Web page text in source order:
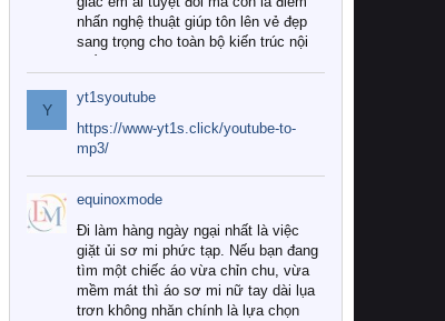
nhấn nghệ thuật giúp tôn lên vẻ đẹp
sang trọng cho toàn bộ kiến trúc nội
Tuy nhiên, giữa thị trường đa dạng
với vô vàn thương hiệu và mẫu mã
như hiện nay, làm thế nào để chọn
được những bộ chăn ga gối đệm cao
cấp thực sự chất lượng, phù hợp với
khí hậu và nhu cầu sử dụng của gia
đình? Hãy cùng chúng tôi đi tìm lời
giải đáp chi tiết qua bài viết dưới đây.
1. Tại sao các gia đình hiện đại lại ưa
chuộng chăn ga gối đệm cao cấp?
Y
yt1syoutube
https://www-yt1s.click/youtube-to-
mp3/
equinoxmode
Đi làm hàng ngày ngại nhất là việc
giặt ủi sơ mi phức tạp. Nếu bạn đang
tìm một chiếc áo vừa chỉn chu, vừa
mềm mát thì áo sơ mi nữ tay dài lụa
trơn không nhăn chính là lựa chọn